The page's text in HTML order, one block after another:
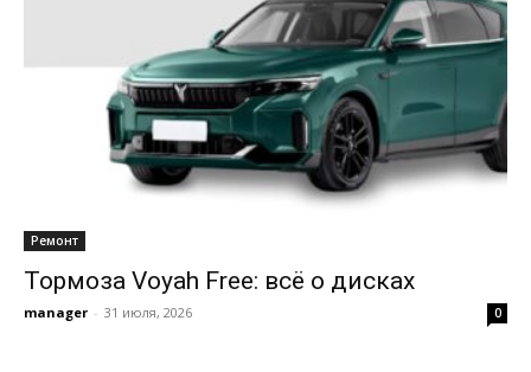
Ремонт
Тормоза Voyah Free: всё о дисках
manager - 31 июля, 2026 0